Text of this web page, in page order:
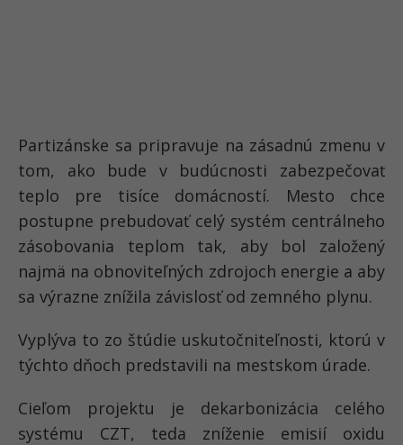
Partizánske sa pripravuje na zásadnú zmenu v
tom, ako bude v budúcnosti zabezpečovať
teplo pre tisíce domácností. Mesto chce
postupne prebudovať celý systém centrálneho
zásobovania teplom tak, aby bol založený
najmä na obnoviteľných zdrojoch energie a aby
sa výrazne znížila závislosť od zemného plynu.
Vyplýva to zo štúdie uskutočniteľnosti, ktorú v
týchto dňoch predstavili na mestskom úrade.
Cieľom projektu je dekarbonizácia celého
systému CZT, teda zníženie emisií oxidu